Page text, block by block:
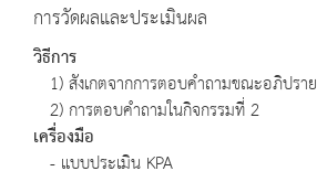
การวัดผลและประเมินผล
วิธีการ
1) สังเกตจากการตอบคำถามขณะอภิปราย
2) การตอบคำถามในกิจกรรมที่ 2
เครื่องมือ
- แบบประเมิน KPA